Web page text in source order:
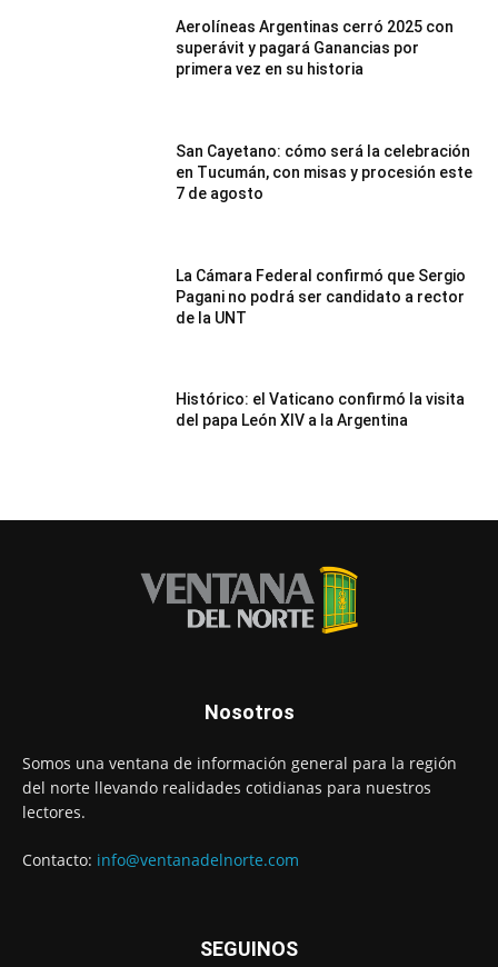
Aerolíneas Argentinas cerró 2025 con
superávit y pagará Ganancias por
primera vez en su historia
San Cayetano: cómo será la celebración
en Tucumán, con misas y procesión este
7 de agosto
La Cámara Federal confirmó que Sergio
Pagani no podrá ser candidato a rector
de la UNT
Histórico: el Vaticano confirmó la visita
del papa León XIV a la Argentina
Nosotros
Somos una ventana de información general para la región
del norte llevando realidades cotidianas para nuestros
lectores.
Contacto: info@ventanadelnorte.com
SEGUINOS